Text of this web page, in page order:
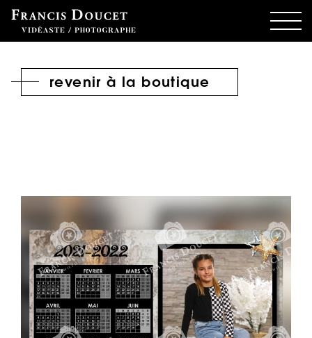
revenir à la boutique